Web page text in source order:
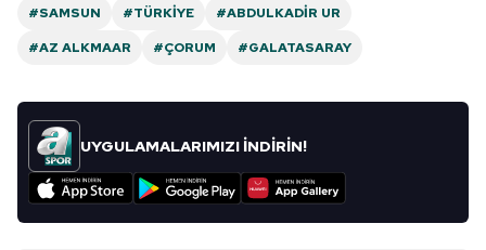
#SAMSUN
#TÜRKIYE
#ABDULKADIR UR
#AZ ALKMAAR
#ÇORUM #GALATASARAY
UYGULAMALARIMIZI İNDİRİN!